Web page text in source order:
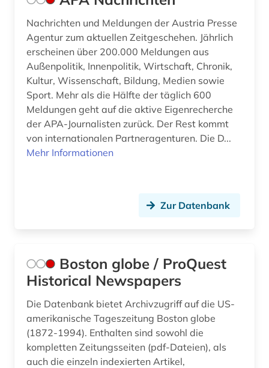
gemeinschafts- und psychiatrische dienste (1)
geowissenschaften (1)
germanistik (1)
gerontologie (1)
geschichte (4)
geschichte der naturwissenschaften (1)
grossbritannien (1)
gruppenspiel (1)
guangzhou (1)
handbuch (1)
Nachrichten und Meldungen der Austria Presse
Agentur zum aktuellen Zeitgeschehen. Jährlich
erscheinen über 200.000 Meldungen aus
Außenpolitik, Innenpolitik, Wirtschaft, Chronik,
Kultur, Wissenschaft, Bildung, Medien sowie
Sport. Mehr als die Hälfte der täglich 600
Meldungen geht auf die aktive Eigenrecherche
der APA-Journalisten zurück. Der Rest kommt
von internationalen Partneragenturen. Die D...
Mehr Informationen
Zur Datenbank
Boston globe / ProQuest
Historical Newspapers
Die Datenbank bietet Archivzugriff auf die US-
amerikanische Tageszeitung Boston globe
(1872-1994). Enthalten sind sowohl die
kompletten Zeitungsseiten (pdf-Dateien), als
auch die einzeln indexierten Artikel,